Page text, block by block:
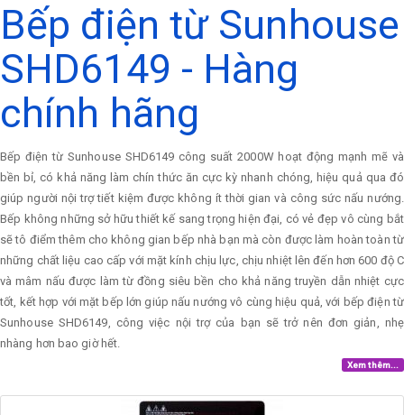
Bếp điện từ Sunhouse
SHD6149 - Hàng
chính hãng
Bếp điện từ Sunhouse SHD6149 công suất 2000W hoạt động mạnh mẽ và
bền bỉ, có khả năng làm chín thức ăn cực kỳ nhanh chóng, hiệu quả qua đó
giúp người nội trợ tiết kiệm được không ít thời gian và công sức nấu nướng.
Bếp không những sở hữu thiết kế sang trọng hiện đại, có vẻ đẹp vô cùng bắt
sẽ tô điểm thêm cho không gian bếp nhà bạn mà còn được làm hoàn toàn từ
những chất liệu cao cấp với mặt kính chịu lực, chịu nhiệt lên đến hơn 600 độ C
và mâm nấu được làm từ đồng siêu bền cho khả năng truyền dẫn nhiệt cực
tốt, kết hợp với mặt bếp lớn giúp nấu nướng vô cùng hiệu quả, với bếp điện từ
Sunhouse SHD6149, công việc nội trợ của bạn sẽ trở nên đơn giản, nhẹ
nhàng hơn bao giờ hết.
Xem thêm...